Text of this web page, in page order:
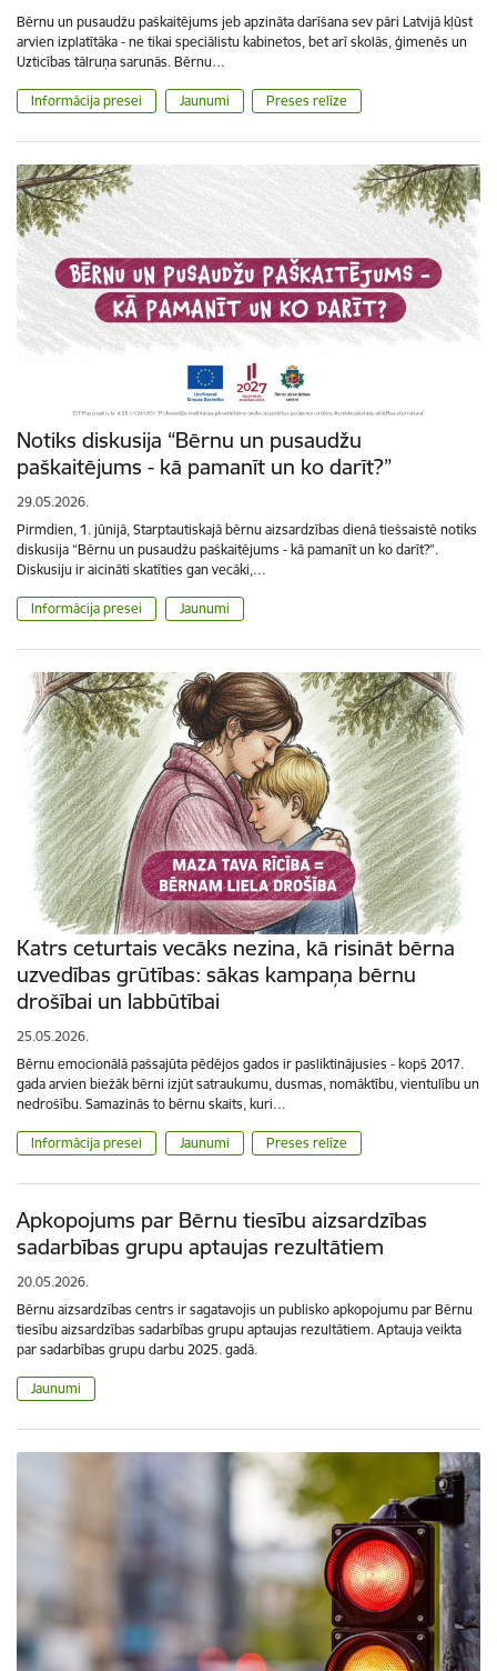
Bērnu un pusaudžu paškaitējums jeb apzināta darīšana sev pāri Latvijā kļūst
arvien izplatītāka - ne tikai speciālistu kabinetos, bet arī skolās, ģimenēs un
Uzticības tālruņa sarunās. Bērnu…
Informācija presei Jaunumi Preses relīze
Notiks diskusija “Bērnu un pusaudžu
paškaitējums - kā pamanīt un ko darīt?”
29.05.2026.
Pirmdien, 1. jūnijā, Starptautiskajā bērnu aizsardzības dienā tiešsaistē notiks
diskusija “Bērnu un pusaudžu paškaitējums - kā pamanīt un ko darīt?”.
Diskusiju ir aicināti skatīties gan vecāki,…
Informācija presei Jaunumi
Katrs ceturtais vecāks nezina, kā risināt bērna
uzvedības grūtības: sākas kampaņa bērnu
drošībai un labbūtībai
25.05.2026.
Bērnu emocionālā pašsajūta pēdējos gados ir pasliktinājusies - kopš 2017.
gada arvien biežāk bērni izjūt satraukumu, dusmas, nomāktību, vientulību un
nedrošību. Samazinās to bērnu skaits, kuri…
Informācija presei Jaunumi Preses relīze
Apkopojums par Bērnu tiesību aizsardzības
sadarbības grupu aptaujas rezultātiem
20.05.2026.
Bērnu aizsardzības centrs ir sagatavojis un publisko apkopojumu par Bērnu
tiesību aizsardzības sadarbības grupu aptaujas rezultātiem. Aptauja veikta
par sadarbības grupu darbu 2025. gadā.
Jaunumi